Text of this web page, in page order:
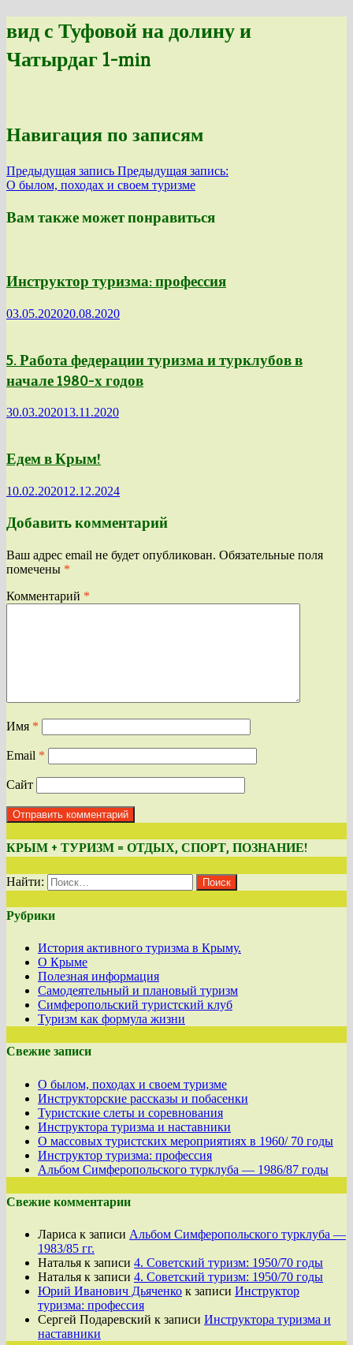
вид с Туфовой на долину и
Чатырдаг 1-min
Навигация по записям
Предыдущая запись Предыдущая запись:
О былом, походах и своем туризме
Вам также может понравиться
Инструктор туризма: профессия
03.05.202020.08.2020
5. Работа федерации туризма и турклубов в
начале 1980-х годов
30.03.202013.11.2020
Едем в Крым!
10.02.202012.12.2024
Добавить комментарий
Ваш адрес email не будет опубликован. Обязательные поля
помечены *
Комментарий *
Имя *
Email *
Сайт
КРЫМ + ТУРИЗМ = ОТДЫХ, СПОРТ, ПОЗНАНИЕ!
Найти:
Рубрики
История активного туризма в Крыму.
О Крыме
Полезная информация
Самодеятельный и плановый туризм
Симферопольский туристский клуб
Туризм как формула жизни
Свежие записи
О былом, походах и своем туризме
Инструкторские рассказы и побасенки
Туристские слеты и соревнования
Инструктора туризма и наставники
О массовых туристских мероприятиях в 1960/ 70 годы
Инструктор туризма: профессия
Альбом Симферопольского турклуба — 1986/87 годы
Свежие комментарии
Лариса к записи Альбом Симферопольского турклуба —
1983/85 гг.
Наталья к записи 4. Советский туризм: 1950/70 годы
Наталья к записи 4. Советский туризм: 1950/70 годы
Юрий Иванович Дьяченко к записи Инструктор
туризма: профессия
Сергей Подаревский к записи Инструктора туризма и
наставники